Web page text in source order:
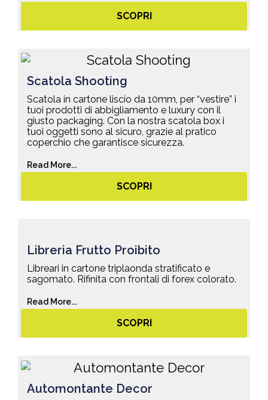
SCOPRI
Scatola Shooting
Scatola in cartone liscio da 10mm, per “vestire” i
tuoi prodotti di abbigliamento e luxury con il
giusto packaging. Con la nostra scatola box i
tuoi oggetti sono al sicuro, grazie al pratico
coperchio che garantisce sicurezza.
Read More...
SCOPRI
Libreria Frutto Proibito
Libreari in cartone triplaonda stratificato e
sagomato. Rifinita con frontali di forex colorato.
Read More...
SCOPRI
Automontante Decor